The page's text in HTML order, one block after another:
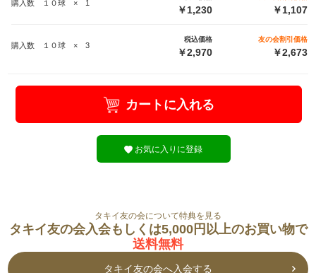
購入数 １０球 × 1
￥1,230 ￥1,107
購入数 １０球 × 3
税込価格
￥2,970
友の会割引価格
￥2,673
カートに入れる
お気に入りに登録
タキイ友の会について特典を見る
タキイ友の会入会もしくは5,000円以上のお買い物で
送料無料
タキイ友の会へ入会する